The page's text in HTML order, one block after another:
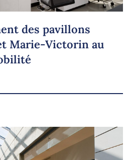
des pavillons
Marie-Victorin au